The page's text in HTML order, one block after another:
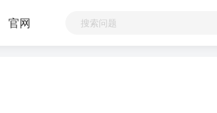
官网